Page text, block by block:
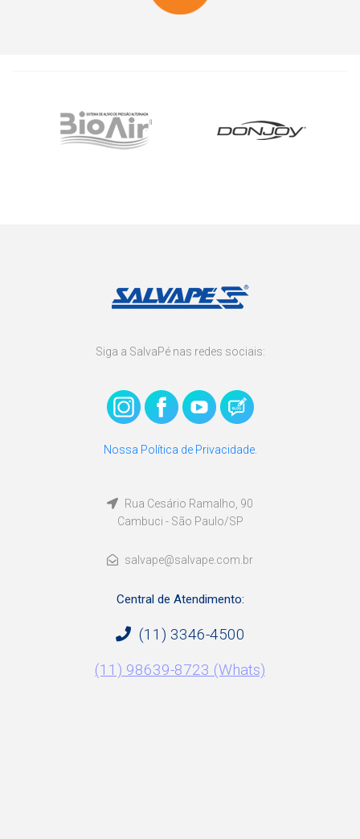
Siga a SalvaPé nas redes sociais:
Nossa Política de Privacidade.
Rua Cesário Ramalho, 90
Cambuci - São Paulo/SP
salvape@salvape.com.br
Central de Atendimento:
(11) 3346-4500
(11) 98639-8723 (Whats)